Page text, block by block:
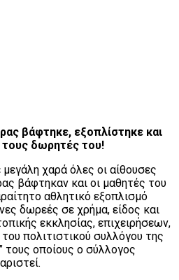
βάφτηκε, εξοπλίστηκε και
τους δωρητές του!
χαρά όλες οι αίθουσες
βάφτηκαν και οι μαθητές του
αθλητικό εξοπλισμό
δωρεές σε χρήμα, είδος και
εκκλησίας, επιχειρήσεων,
πολιτιστικού συλλόγου της
τους οποίους ο σύλλογος